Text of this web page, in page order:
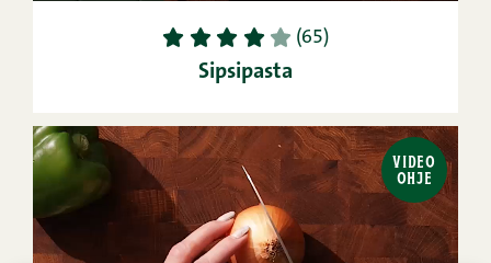
1 2 3 4 5 (65)
Sipsipasta
VIDEO
OHJE